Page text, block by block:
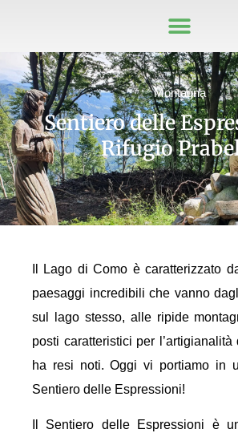
Montagna
Sentiero delle
Rifugio
Il Lago di Como è caratterizzato
paesaggi incredibili che vanno
sul lago stesso, alle ripide
posti caratteristici per
ha resi noti. Oggi vi portiamo in
Sentiero delle Espressioni!
Il Sentiero delle Espressioni è